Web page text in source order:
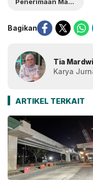
Bagikan
Tia Mardwi
Karya
ARTIKEL TERKAIT